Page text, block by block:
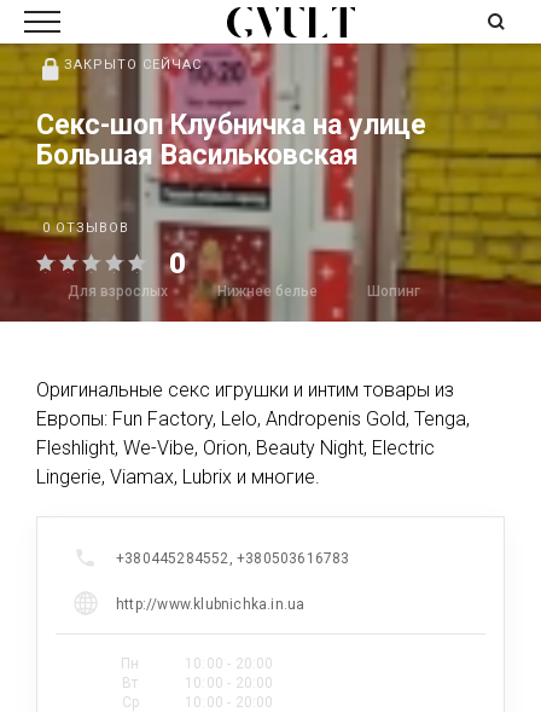
ЗАКРЫТО СЕЙЧАС
Секс-шоп Клубничка на улице
Большая Васильковская
0 ОТЗЫВОВ
0
Для взрослых Нижнее белье Шопинг
Оригинальные секс игрушки и интим товары из
Европы: Fun Factory, Lelo, Andropenis Gold, Tenga,
Fleshlight, We-Vibe, Orion, Beauty Night, Electric
Lingerie, Viamax, Lubrix и многие.
+380445284552, +380503616783
http://www.klubnichka.in.ua
Пн
10:00 - 20:00
Вт
10:00 - 20:00
Ср
10:00 - 20:00